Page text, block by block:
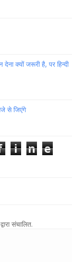
क्यों जरूरी है, पर हिन्दी
से जिएंगे
i n e
संचालित.